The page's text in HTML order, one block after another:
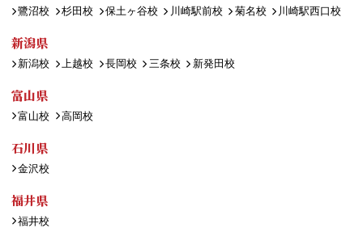
鷺沼校
杉田校 保土ヶ谷校 川崎駅前校 菊名校 川崎駅西口校
新潟県
新潟校 上越校 長岡校 三条校 新発田校
富山県
富山校 高岡校
石川県
金沢校
福井県
福井校